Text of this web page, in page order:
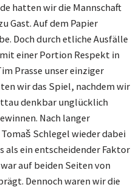
hatten wir die Mannschaft
Gast. Auf dem Papier
Doch durch etliche Ausfälle
einer Portion Respekt in
Prasse unser einziger
wir das Spiel, nachdem wir
denkbar unglücklich
Nach langer
Schlegel wieder dabei
als ein entscheidender Faktor
auf beiden Seiten von
Dennoch waren wir die